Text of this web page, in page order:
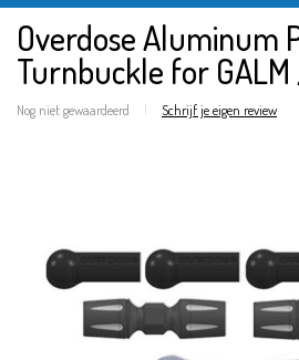
Overdose Aluminum
Turnbuckle for
Nog niet gewaardeerd | Schrijf je eigen review